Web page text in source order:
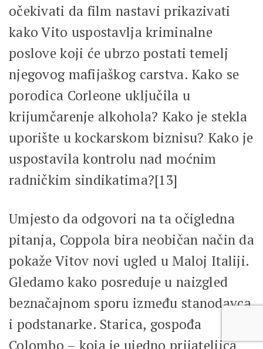
očekivati da film nastavi prikazivati
kako Vito uspostavlja kriminalne
poslove koji će ubrzo postati temelj
njegovog mafijaškog carstva. Kako se
porodica Corleone uključila u
krijumčarenje alkohola? Kako je stekla
uporište u kockarskom biznisu? Kako je
uspostavila kontrolu nad moćnim
radničkim sindikatima?[13]
Umjesto da odgovori na ta očigledna
pitanja, Coppola bira neobičan način da
pokaže Vitov novi ugled u Maloj Italiji.
Gledamo kako posreduje u naizgled
beznačajnom sporu između stanodavca
i podstanarke. Starica, gospođa
Colombo – koja je ujedno prijateljica